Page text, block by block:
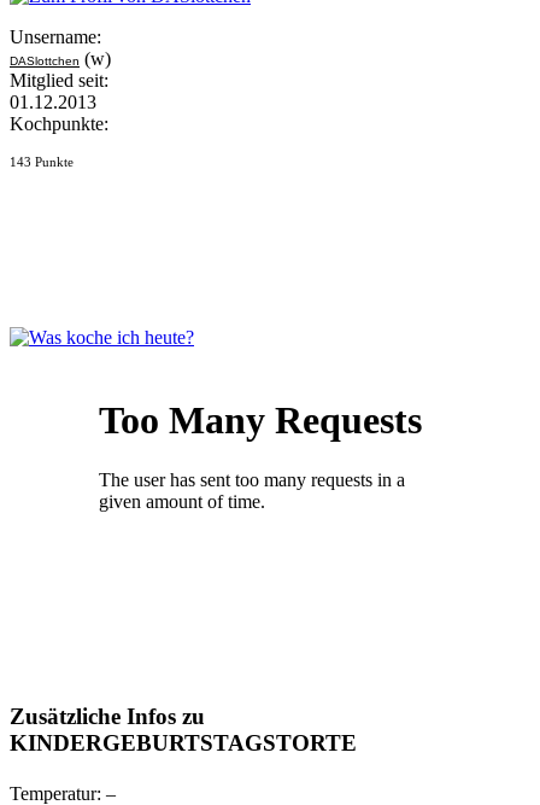
Unsername:
DASlottchen (w)
Mitglied seit:
01.12.2013
Kochpunkte:
143 Punkte
Zusätzliche Infos zu
KINDERGEBURTSTAGSTORTE
Temperatur: –